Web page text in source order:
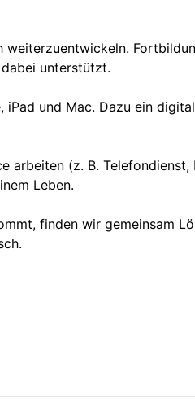
unterstützt.
iPad und Mac. Dazu ein
arbeiten (z. B.
Leben.
finden wir gemeinsam